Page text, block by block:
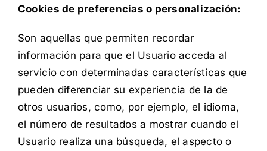
Cookies de preferencias o personalización:
Son aquellas que permiten recordar
información para que el Usuario acceda al
servicio con determinadas características que
pueden diferenciar su experiencia de la de
otros usuarios, como, por ejemplo, el idioma,
el número de resultados a mostrar cuando el
Usuario realiza una búsqueda, el aspecto o